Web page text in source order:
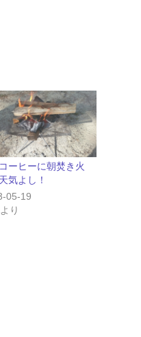
ーヒーに朝焚き火
気よし！
05-19
り